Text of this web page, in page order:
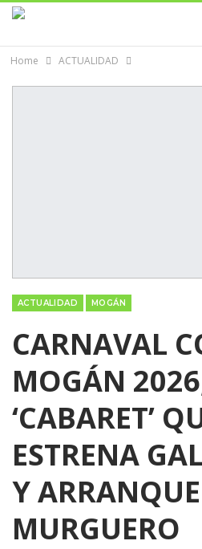
Home ACTUALIDAD
ACTUALIDAD MOGÁN
CARNAVAL
MOGÁN
‘CABARET’
ESTRENA
Y ARRANQUE
MURGUERO